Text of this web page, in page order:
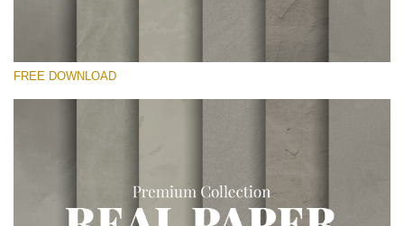
Por favor selecione
Large 6000*4000px
FREE DOWNLOAD